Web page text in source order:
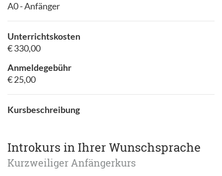
A0 - Anfänger
Kursbeschreibung
Introkurs in Ihrer Wunschsprache
Kurzweiliger Anfängerkurs
Unterrichtskosten
€ 330,00
Anmeldegebühr
€ 25,00